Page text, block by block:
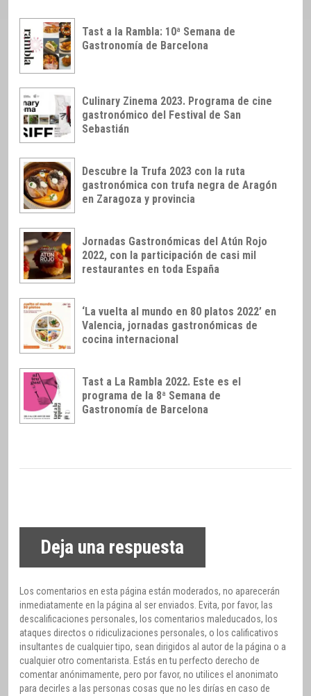
Tast a la Rambla: 10ª Semana de
Gastronomía de Barcelona
Culinary Zinema 2023. Programa de cine
gastronómico del Festival de San
Sebastián
Descubre la Trufa 2023 con la ruta
gastronómica con trufa negra de Aragón
en Zaragoza y provincia
Jornadas Gastronómicas del Atún Rojo
2022, con la participación de casi mil
restaurantes en toda España
‘La vuelta al mundo en 80 platos 2022’ en
Valencia, jornadas gastronómicas de
cocina internacional
Tast a La Rambla 2022. Este es el
programa de la 8ª Semana de
Gastronomía de Barcelona
Deja una respuesta
Los comentarios en esta página están moderados, no aparecerán
inmediatamente en la página al ser enviados. Evita, por favor, las
descalificaciones personales, los comentarios maleducados, los
ataques directos o ridiculizaciones personales, o los calificativos
insultantes de cualquier tipo, sean dirigidos al autor de la página o a
cualquier otro comentarista. Estás en tu perfecto derecho de
comentar anónimamente, pero por favor, no utilices el anonimato
para decirles a las personas cosas que no les dirías en caso de